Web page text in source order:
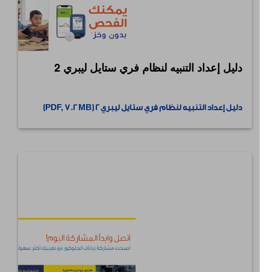
دليل إعداد التنبيه لنظام فري ستايل ليبري 2
دليل إعداد التنبيه لنظام فري ستايل ليبري 2 (PDF, 7.2 MB)